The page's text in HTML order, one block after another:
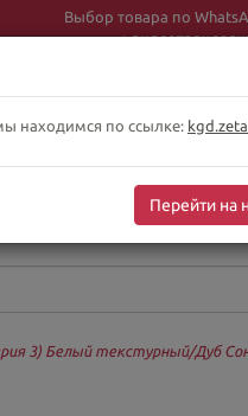
Выбор товара по
+
3) Белый текстурный/Дуб
находимся по ссылке:
Перейти на